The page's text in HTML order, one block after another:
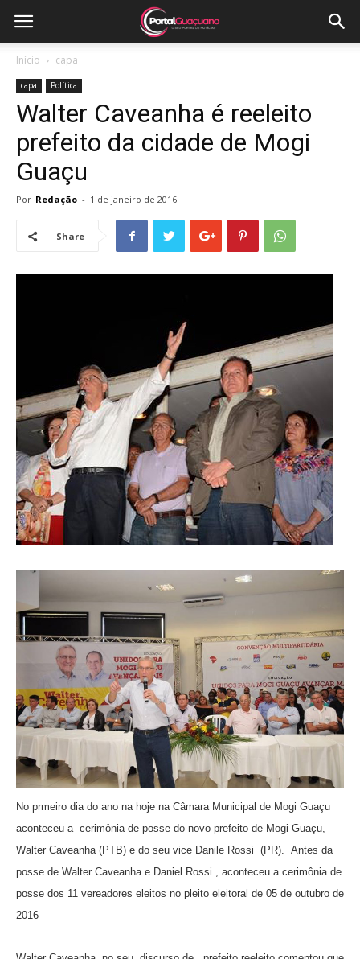
Início capa
capa Política
Walter Caveanha é reeleito
prefeito da cidade de Mogi
Guaçu
Por Redação - 1 de janeiro de 2016
Share
No prmeiro dia do ano na hoje na Câmara Municipal de Mogi Guaçu
aconteceu a cerimônia de posse do novo prefeito de Mogi Guaçu,
Walter Caveanha (PTB) e do seu vice Danile Rossi (PR).
Antes da
posse de Walter Caveanha e Daniel Rossi , aconteceu a cerimônia de
posse dos 11 vereadores eleitos no pleito eleitoral de 05 de outubro de
2016